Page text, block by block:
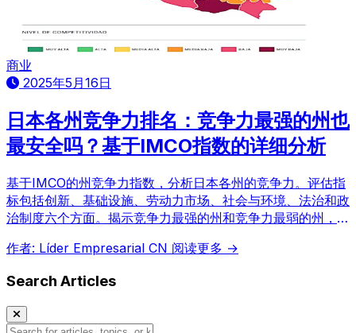
商业
2025年5月16日
日本各州竞争力排名：竞争力最强的州也
最安全吗？基于IMCO指数的详细分析
基于IMCO的州竞争力指数，分析日本各州的竞争力。评估指
标包括创新、基础设施、劳动力市场、社会与环境、法治和政
治制度六个方面。揭示竞争力最强的州和竞争力最弱的州，并
作者: Líder Empresarial CN 阅读更多 →
Search Articles